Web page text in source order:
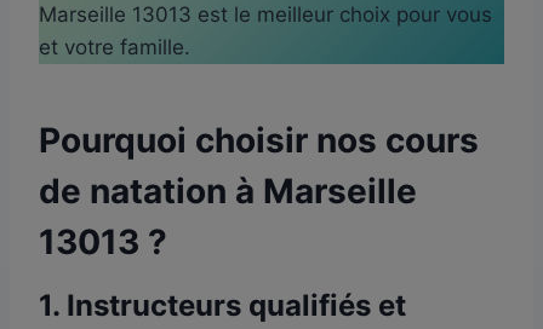
Marseille 13013 est le meilleur choix pour vous
et votre famille.
Pourquoi choisir nos cours
de natation à Marseille
13013 ?
1. Instructeurs qualifiés et